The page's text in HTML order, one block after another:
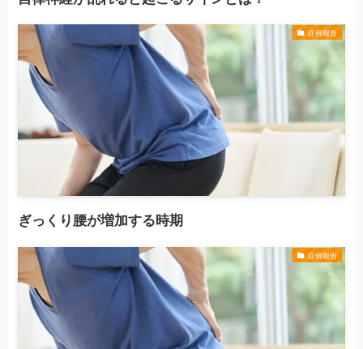
症例報告
ぎっくり腰が増加する時期
症例報告